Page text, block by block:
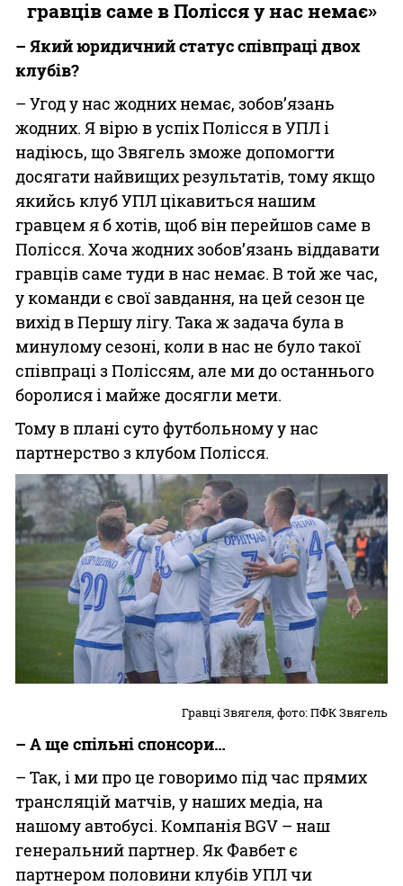
гравців саме в Полісся у нас немає»
– Який юридичний статус співпраці двох
клубів?
– Угод у нас жодних немає, зобов’язань
жодних. Я вірю в успіх Полісся в УПЛ і
надіюсь, що Звягель зможе допомогти
досягати найвищих результатів, тому якщо
якийсь клуб УПЛ цікавиться нашим
гравцем я б хотів, щоб він перейшов саме в
Полісся. Хоча жодних зобов’язань віддавати
гравців саме туди в нас немає. В той же час,
у команди є свої завдання, на цей сезон це
вихід в Першу лігу. Така ж задача була в
минулому сезоні, коли в нас не було такої
співпраці з Поліссям, але ми до останнього
боролися і майже досягли мети.
Тому в плані суто футбольному у нас
партнерство з клубом Полісся.
Гравці Звягеля, фото: ПФК Звягель
– А ще спільні спонсори…
– Так, і ми про це говоримо під час прямих
трансляцій матчів, у наших медіа, на
нашому автобусі. Компанія BGV – наш
генеральний партнер. Як Фавбет є
партнером половини клубів УПЛ чи